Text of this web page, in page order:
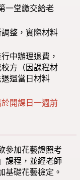
一堂繳交給老
整，實際材料
中辦理退費，
方（因課程材
還當日材料
於開課日一週前
參加花藝證照考
課程，並經老師
基礎花藝檢定。